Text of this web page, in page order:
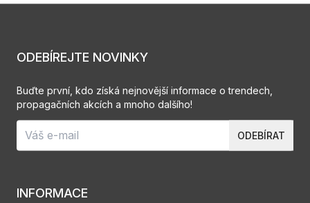
INFORMACE
ODEBÍREJTE NOVINKY
Buďte první, kdo získá nejnovější informace o trendech,
propagačních akcích a mnoho dalšího!
ODEBÍRAT